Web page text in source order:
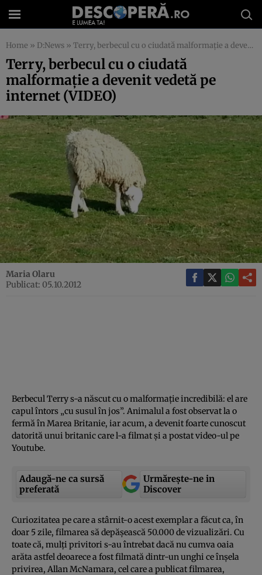
Home » D:News » Terry, berbecul cu o ciudată malformaţie a devenit vedetă pe internet (VIDEO)
Terry, berbecul cu o ciudată
malformaţie a devenit vedetă pe
internet (VIDEO)
Maria Olaru
Publicat: 05.10.2012
Berbecul Terry s-a născut cu o malformaţie incredibilă: el are
capul întors „cu susul în jos”. Animalul a fost observat la o
fermă în Marea Britanie, iar acum, a devenit foarte cunoscut
datorită unui britanic care l-a filmat şi a postat video-ul pe
Youtube.
Adaugă-ne ca sursă
preferată
Urmărește-ne in
Discover
Curiozitatea pe care a stârnit-o acest exemplar a făcut ca, în
doar 5 zile, filmarea să depăşească 50.000 de vizualizări. Cu
toate că, mulţi privitori s-au întrebat dacă nu cumva oaia
arăta astfel deoarece a fost filmată dintr-un unghi ce înşela
privirea, Allan McNamara, cel care a publicat filmarea,